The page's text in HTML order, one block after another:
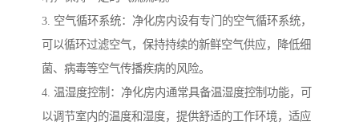
3. 空气循环系统：净化房内设有专门的空气循环系统，
可以循环过滤空气，保持持续的新鲜空气供应，降低细
菌、病毒等空气传播疾病的风险。
4. 温湿度控制：净化房内通常具备温湿度控制功能，可
以调节室内的温度和湿度，提供舒适的工作环境，适应